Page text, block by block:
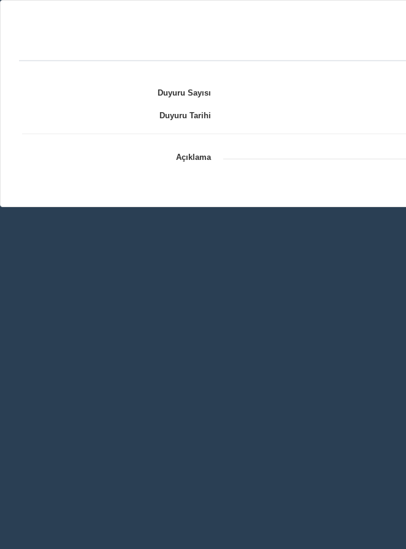
Duyuru Sayısı
Duyuru Tarihi
Açıklama